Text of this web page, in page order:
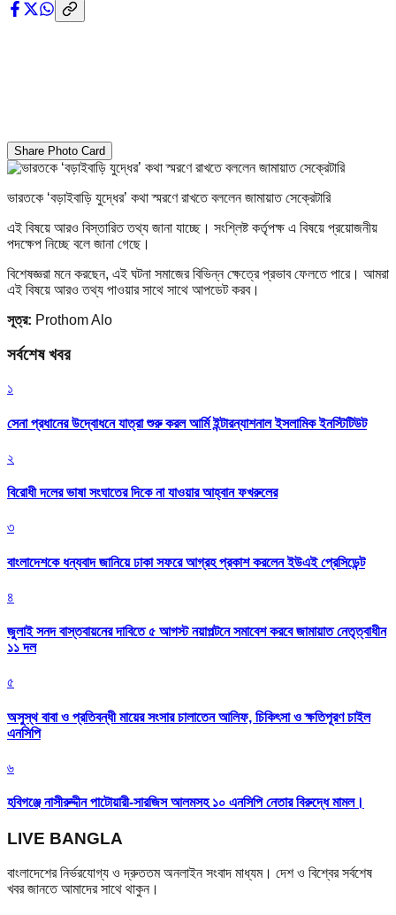
Share Photo Card
ভারতকে ‘বড়াইবাড়ি যুদ্ধের’ কথা স্মরণে রাখতে বললেন জামায়াত সেক্রেটারি
এই বিষয়ে আরও বিস্তারিত তথ্য জানা যাচ্ছে। সংশ্লিষ্ট কর্তৃপক্ষ এ বিষয়ে প্রয়োজনীয়
পদক্ষেপ নিচ্ছে বলে জানা গেছে।
বিশেষজ্ঞরা মনে করছেন, এই ঘটনা সমাজের বিভিন্ন ক্ষেত্রে প্রভাব ফেলতে পারে। আমরা
এই বিষয়ে আরও তথ্য পাওয়ার সাথে সাথে আপডেট করব।
সূত্র: Prothom Alo
সর্বশেষ খবর
১
সেনা প্রধানের উদ্বোধনে যাত্রা শুরু করল আর্মি ইন্টারন্যাশনাল ইসলামিক ইনস্টিটিউট
২
বিরোধী দলের ভাষা সংঘাতের দিকে না যাওয়ার আহ্বান ফখরুলের
৩
বাংলাদেশকে ধন্যবাদ জানিয়ে ঢাকা সফরে আগ্রহ প্রকাশ করলেন ইউএই প্রেসিডেন্ট
৪
জুলাই সনদ বাস্তবায়নের দাবিতে ৫ আগস্ট নয়াপল্টনে সমাবেশ করবে জামায়াত নেতৃত্বাধীন
১১ দল
৫
অসুস্থ বাবা ও প্রতিবন্ধী মায়ের সংসার চালাতেন আলিফ, চিকিৎসা ও ক্ষতিপূরণ চাইল
এনসিপি
৬
হবিগঞ্জে নাসীরুদ্দীন পাটোয়ারী-সারজিস আলমসহ ১০ এনসিপি নেতার বিরুদ্ধে মামল।
LIVE BANGLA
বাংলাদেশের নির্ভরযোগ্য ও দ্রুততম অনলাইন সংবাদ মাধ্যম। দেশ ও বিশ্বের সর্বশেষ
খবর জানতে আমাদের সাথে থাকুন।